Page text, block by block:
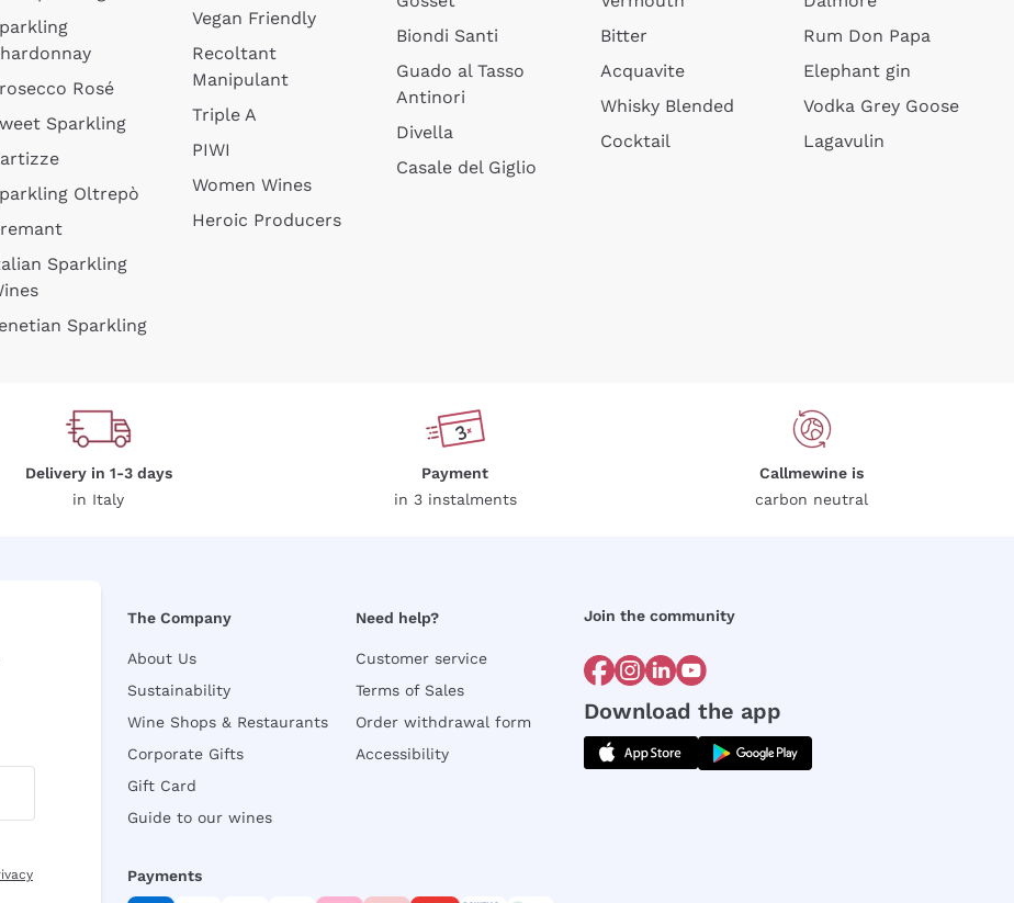
Rosé
Sparkling
Oltrepò
Sparkling
Sparkling
Vegan Friendly
Recoltant
Manipulant
Triple A
PIWI
Women Wines
Heroic Producers
Biondi Santi
Guado al Tasso
Antinori
Divella
Casale del Giglio
Bitter
Acquavite
Whisky Blended
Cocktail
Rum Don Papa
Elephant gin
Vodka Grey Goose
Lagavulin
Delivery in 1-3 days
in Italy
Payment
in 3 instalments
Callmewine is
carbon neutral
The Company
About Us
Sustainability
Wine Shops & Restaurants
Corporate Gifts
Gift Card
Guide to our wines
Need help?
Customer service
Terms of Sales
Order withdrawal form
Accessibility
Join the community
Download the app
Payments